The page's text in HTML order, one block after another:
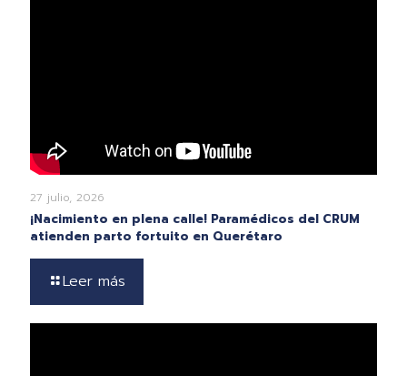
27 julio, 2026
¡Nacimiento en plena calle! Paramédicos del CRUM
atienden parto fortuito en Querétaro
Leer más